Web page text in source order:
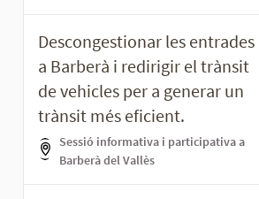
Descongestionar les entrades
a Barberà i redirigir el trànsit
de vehicles per a generar un
trànsit més eficient.
Sessió informativa i participativa a
Barberà del Vallès